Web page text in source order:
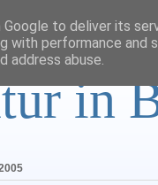
in
to deliver its
with performance
address abuse.